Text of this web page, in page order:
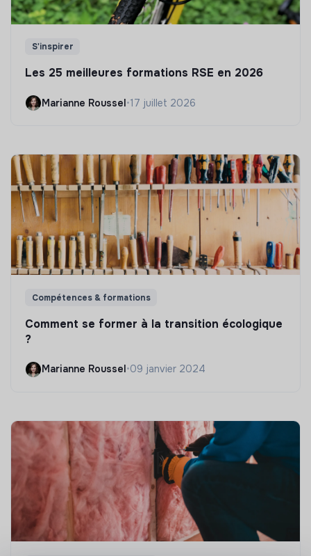
S'inspirer
Les 25 meilleures formations RSE en 2026
Marianne Roussel•17 juillet 2026
Compétences & formations
Comment se former à la transition écologique
?
Marianne Roussel •09 janvier 2024